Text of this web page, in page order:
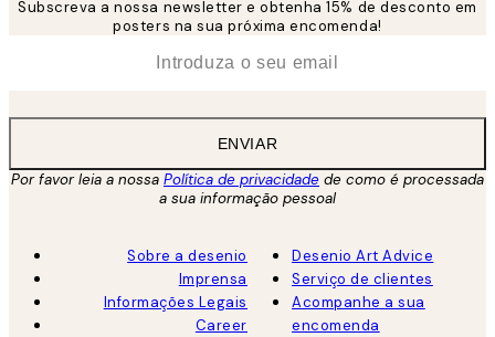
Subscreva a nossa newsletter e obtenha 15% de desconto em
posters na sua próxima encomenda!
ENVIAR
Por favor leia a nossa Política de privacidade de como é processada
a sua informação pessoal
Sobre a desenio
Imprensa
Informações Legais
Career
Desenio Art Advice
Serviço de clientes
Acompanhe a sua
encomenda